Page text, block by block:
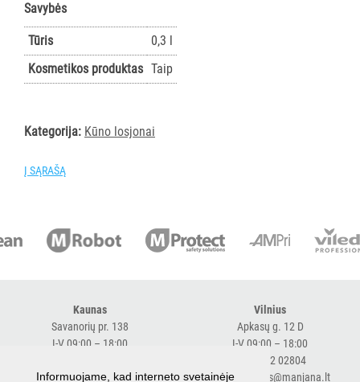
IR
AKSESUARAI
VIEŠBUČIAMS
Visi
želė
šampūnai
losjonai
ĮRANGA
MAISTO
Savybės
Tūris
0,3 l
Kosmetikos produktas Taip
Kategorija: Kūno losjonai
Į SĄRAŠĄ
Kaunas
Savanorių pr. 138
I-V 09:00 – 18:00
expresskaunas@manjana.lt
Vilnius
Apkasų g. 12 D
I-V 09:00 – 18:00
+370 682 02804
expressvilnius@manjana.lt
Informuojame, kad interneto svetainėje